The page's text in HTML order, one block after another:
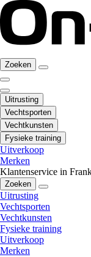
Zoeken
Uitrusting
Vechtsporten
Vechtkunsten
Fysieke training
Uitverkoop
Merken
Klantenservice in
Zoeken
Uitrusting
Vechtsporten
Vechtkunsten
Fysieke training
Uitverkoop
Merken